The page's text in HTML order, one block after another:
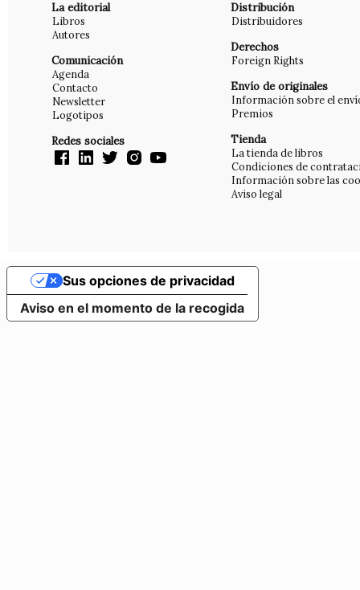
La editorial
Libros
Autores
Comunicación
Agenda
Contacto
Newsletter
Logotipos
Redes sociales
Distribución
Distribuidores
Derechos
Foreign Rights
Envío de originales
Información sobre el
Premios
Tienda
La tienda de libros
Condiciones de
Información sobre las
Aviso legal
Aviso en el momento de la recogida
Sus opciones de privacidad